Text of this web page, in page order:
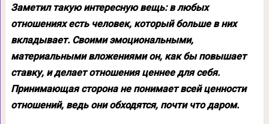
Заметил такую интересную вещь: в любых
отношениях есть человек, который больше в них
вкладывает. Своими эмоциональными,
материальными вложениями он, как бы повышает
ставку, и делает отношения ценнее для себя.
Принимающая сторона не понимает всей ценности
отношений, ведь они обходятся, почти что даром.